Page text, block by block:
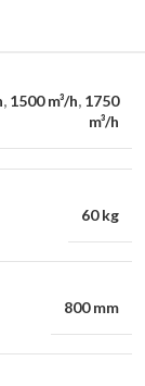
, 1500 m³/h, 1750
m³/h
60 kg
800 mm